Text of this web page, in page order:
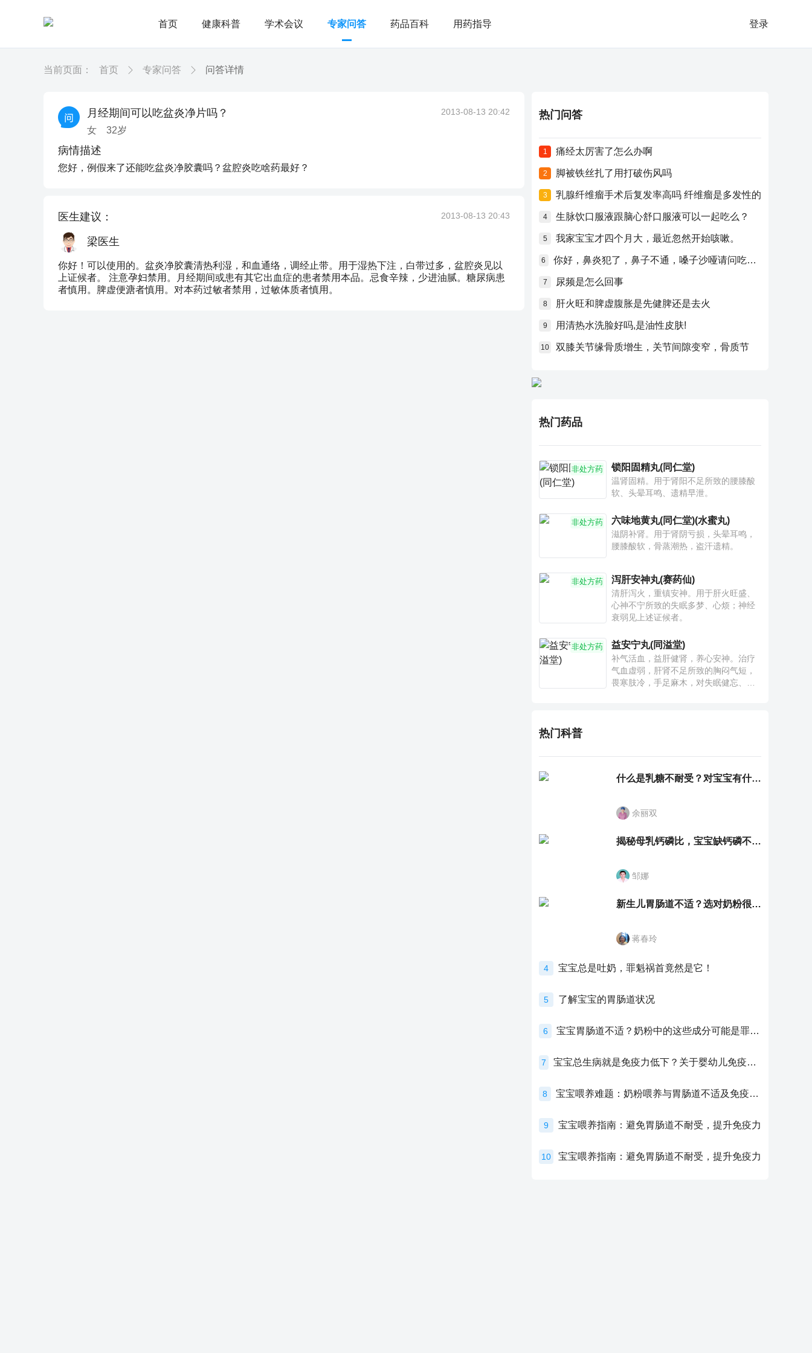
首页 健康科普 学术会议 专家问答 药品百科 用药指导 登录
当前页面： 首页 专家问答 问答详情
月经期间可以吃盆炎净片吗？
女 32岁
2013-08-13 20:42
病情描述
您好，例假来了还能吃盆炎净胶囊吗？盆腔炎吃啥药最好？
医生建议： 2013-08-13 20:43
梁医生
你好！可以使用的。盆炎净胶囊清热利湿，和血通络，调经止带。用于湿热下注，白带过多，盆腔炎见以
上证候者。 注意孕妇禁用。月经期间或患有其它出血症的患者禁用本品。忌食辛辣，少进油腻。糖尿病患
者慎用。脾虚便溏者慎用。对本药过敏者禁用，过敏体质者慎用。
热门问答
1 痛经太厉害了怎么办啊
2 脚被铁丝扎了用打破伤风吗
3 乳腺纤维瘤手术后复发率高吗 纤维瘤是多发性的
4 生脉饮口服液跟脑心舒口服液可以一起吃么？
5 我家宝宝才四个月大，最近忽然开始咳嗽。
6 你好，鼻炎犯了，鼻子不通，嗓子沙哑请问吃什么药比较好？
7 尿频是怎么回事
8 肝火旺和脾虚腹胀是先健脾还是去火
9 用清热水洗脸好吗,是油性皮肤!
10 双膝关节缘骨质增生，关节间隙变窄，骨质节
热门药品
非处方药 锁阳固精丸(同仁堂)
温肾固精。用于肾阳不足所致的腰膝酸
软、头晕耳鸣、遗精早泄。
非处方药 六味地黄丸(同仁堂)(水蜜丸)
滋阴补肾。用于肾阴亏损，头晕耳鸣，
腰膝酸软，骨蒸潮热，盗汗遗精。
非处方药 泻肝安神丸(赛药仙)
清肝泻火，重镇安神。用于肝火旺盛、
心神不宁所致的失眠多梦、心烦；神经
衰弱见上述证候者。
非处方药 益安宁丸(同溢堂)
补气活血，益肝健肾，养心安神。治疗
气血虚弱，肝肾不足所致的胸闷气短，
畏寒肢冷，手足麻木，对失眠健忘、神
热门科普
什么是乳糖不耐受？对宝宝有什么影响？
余丽双
揭秘母乳钙磷比，宝宝缺钙磷不再愁
邹娜
新生儿胃肠道不适？选对奶粉很重要！
蒋春玲
4 宝宝总是吐奶，罪魁祸首竟然是它！
5 了解宝宝的胃肠道状况
6 宝宝胃肠道不适？奶粉中的这些成分可能是罪魁祸首！
7 宝宝总生病就是免疫力低下？关于婴幼儿免疫力的真相，家长必须了解！
8 宝宝喂养难题：奶粉喂养与胃肠道不适及免疫力提升的奥秘
9 宝宝喂养指南：避免胃肠道不耐受，提升免疫力
10 宝宝喂养指南：避免胃肠道不耐受，提升免疫力